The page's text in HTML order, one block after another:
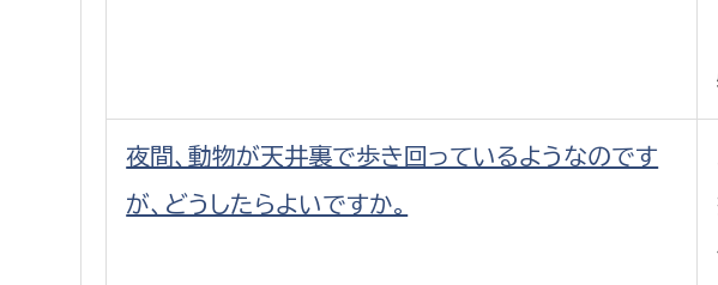
夜間、動物が天井裏で歩き回っているようなのです
が、どうしたらよいですか。